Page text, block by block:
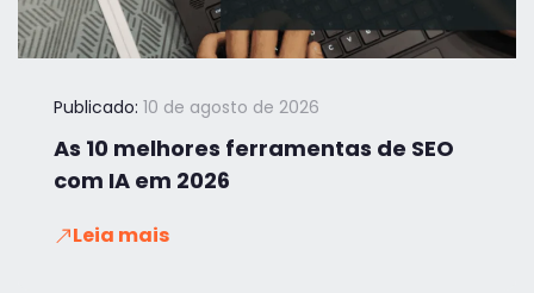
Publicado: 10 de agosto de 2026
As 10 melhores ferramentas de SEO
com IA em 2026
Leia mais